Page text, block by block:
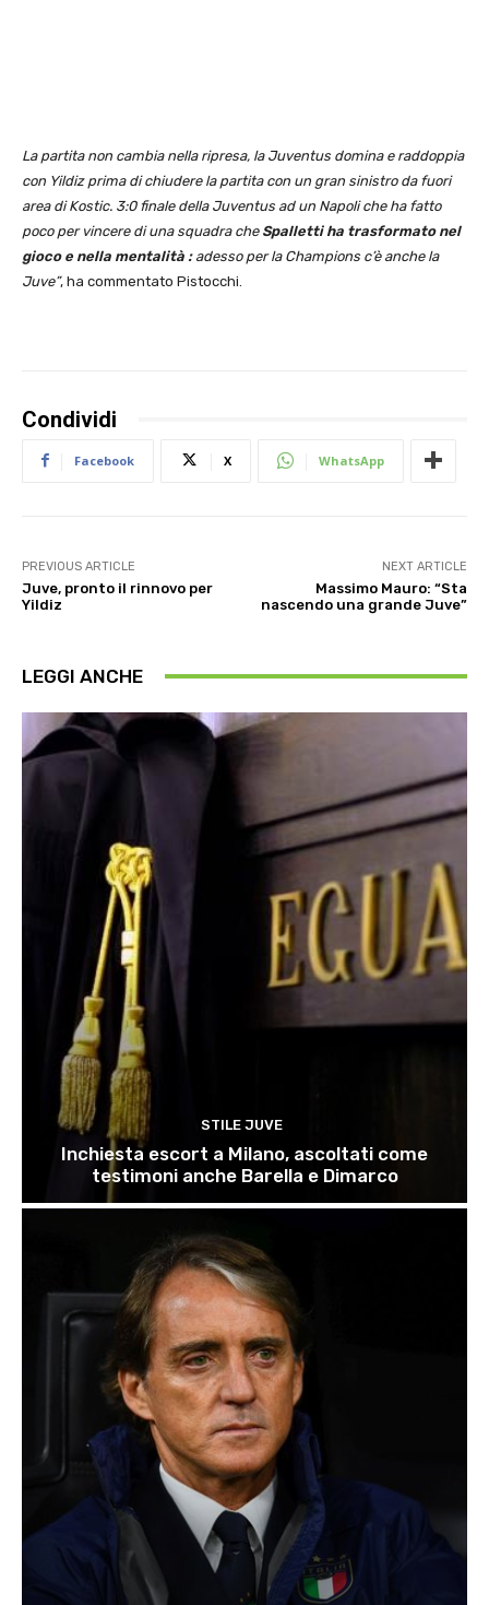
La partita non cambia nella ripresa, la Juventus domina e raddoppia
con Yildiz prima di chiudere la partita con un gran sinistro da fuori
area di Kostic. 3:0 finale della Juventus ad un Napoli che ha fatto
poco per vincere di una squadra che Spalletti ha trasformato nel
gioco e nella mentalità :adesso per la Champions c’è anche la
Juve”, ha commentato Pistocchi.
Condividi
Facebook X WhatsApp
PREVIOUS ARTICLE
Juve, pronto il rinnovo per
Yildiz
NEXT ARTICLE
Massimo Mauro: “Sta
nascendo una grande Juve”
LEGGI ANCHE
STILE JUVE
Inchiesta escort a Milano, ascoltati come
testimoni anche Barella e Dimarco